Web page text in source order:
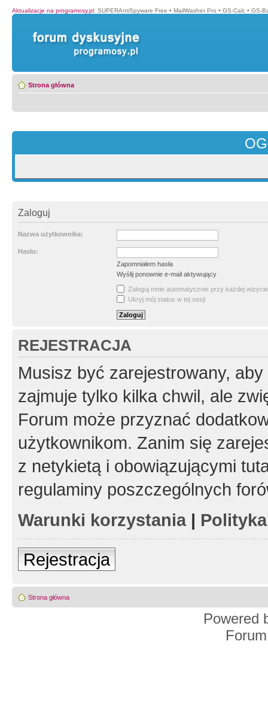
Aktualizacje na programosy.pl: SUPERAntiSpyware Free • MailWasher Pro • GS-Calc • GS-
Strona główna
Zaloguj
Nazwa użytkownika:
Hasło:
Zapomniałem hasła
Wyślij ponownie e-mail aktywujący
Zaloguj mnie automatycznie przy każdej wizycie
Ukryj mój status w tej sesji
REJESTRACJA
Musisz być zarejestrowany,
zajmuje tylko kilka chwil, ale
Forum może przyznać
użytkownikom. Zanim się
z netykietą i obowiązującymi
regulaminy poszczególnych
Warunki korzystania|
Rejestracja
Strona główna
Powered